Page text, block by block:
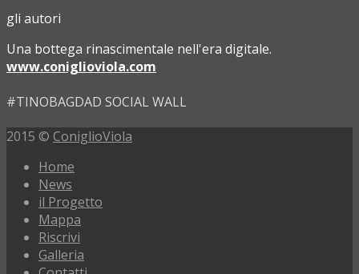
gli autori
Una bottega rinascimentale nell'era digitale.
www.coniglioviola.com
#TINOBAGDAD SOCIAL WALL
2015 © ConiglioViola
Home
News
il Progetto
Mappa
Riscrivi
Galleria